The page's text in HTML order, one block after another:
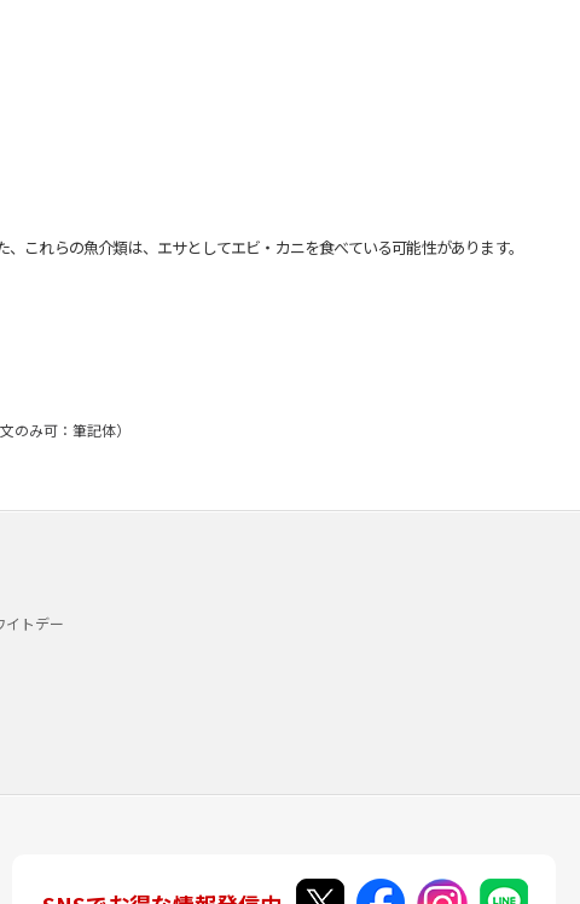
れらの魚介類は、エサとしてエビ・カニを食べている可能性があります。
のみ可：筆記体）
イトデー